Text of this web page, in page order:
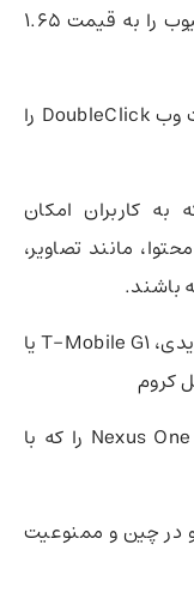
خرید سرویس ویدئویی آنلاین یوتیوب را به قیمت 1.65
خرید تامین کننده تبلیغات وب DoubleClick را
کاربران امکان
مانند تصاویر،
باشند.
معرفی اولین گوشی اندرویدی، T-Mobile G1 یا
راه اندازی گوشی هوشمند Nexus One را که با
در چین و ممنوعیت